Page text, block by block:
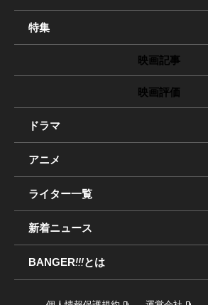
特集
映画記事
映画評価
ドラマ
アニメ
ライター一覧
新着ニュース
BANGER!!!とは